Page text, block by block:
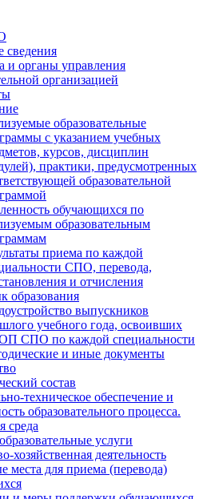
сведения
и органы управления
организацией
образовательные
с указанием учебных
курсов, дисциплин
практики, предусмотренных
образовательной
обучающихся по
образовательным
приема по каждой
СПО, перевода,
и отчисления
образования
выпускников
учебного года, освоивших
СПО по каждой специальности
и иные документы
состав
техническое обеспечение и
образовательного процесса.
среда
услуги
хозяйственная деятельность
места для приема (перевода)